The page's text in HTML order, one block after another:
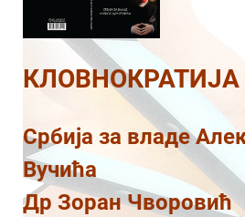
КЛОВНОКРАТИЈА
Србија за владе
Вучића
Др Зоран Чворовић